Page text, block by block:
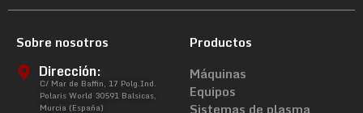
Sobre nosotros
Dirección:
C/ Mar de Baffin, 17 Polg.Ind.
Polaris World 30591 Balsicas,
Murcia (España)
Productos
Máquinas
Equipos
Sistemas de plasma